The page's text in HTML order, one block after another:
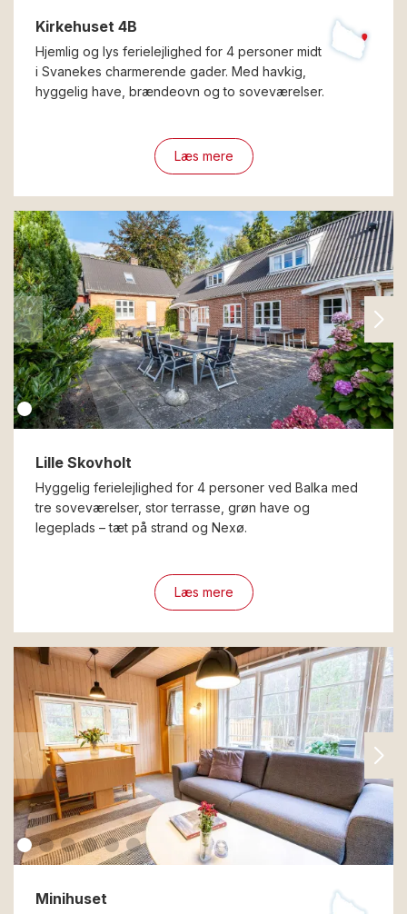
Kirkehuset 4B
Hjemlig og lys ferielejlighed for 4 personer midt
i Svanekes charmerende gader. Med havkig,
hyggelig have, brændeovn og to soveværelser.
Læs mere
Lille Skovholt
Hyggelig ferielejlighed for 4 personer ved Balka med
tre soveværelser, stor terrasse, grøn have og
legeplads – tæt på strand og Nexø.
Læs mere
Minihuset